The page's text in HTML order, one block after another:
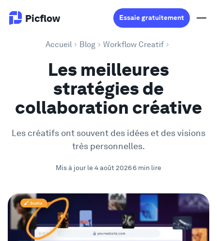
Picflow Essaie gratuitement
Validation en Ligne
Galerie Client
Logiciel DAM
Flux de travail créatif
Tarifs
Explorer
Vitrine
Accueil Blog Workflow Creatif
Les meilleures
stratégies de
collaboration créative
Les créatifs ont souvent des idées et des visions
très personnelles.
Mis à jour le 4 août 20266 min lire